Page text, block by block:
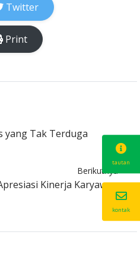
Twitter
Print
yang Tak Terduga
Berikutnya
Kinerja Karyawan
tautan
kontak